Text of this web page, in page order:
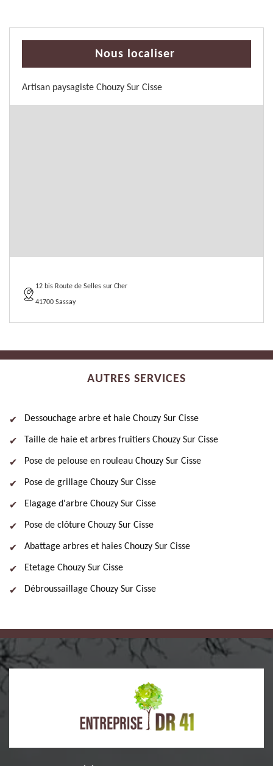
Nous localiser
Artisan paysagiste Chouzy Sur Cisse
12 bis Route de Selles sur Cher
41700 Sassay
AUTRES SERVICES
Dessouchage arbre et haie Chouzy Sur Cisse
Taille de haie et arbres fruitiers Chouzy Sur Cisse
Pose de pelouse en rouleau Chouzy Sur Cisse
Pose de grillage Chouzy Sur Cisse
Elagage d'arbre Chouzy Sur Cisse
Pose de clôture Chouzy Sur Cisse
Abattage arbres et haies Chouzy Sur Cisse
Etetage Chouzy Sur Cisse
Débroussaillage Chouzy Sur Cisse